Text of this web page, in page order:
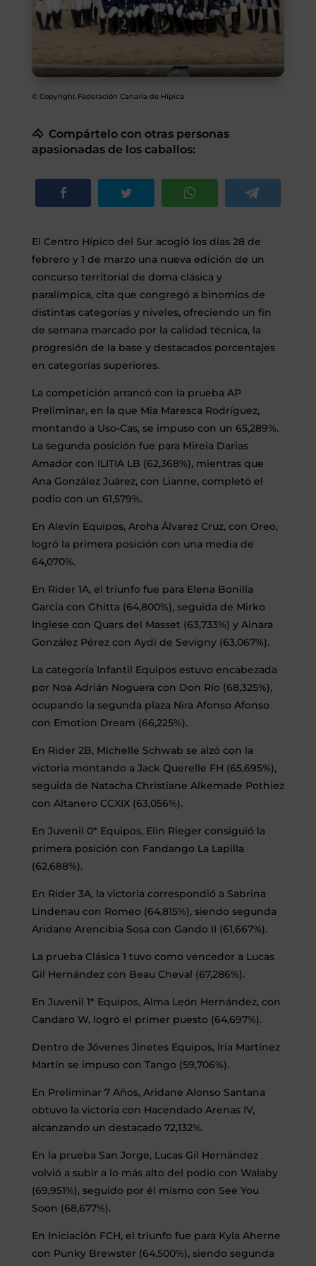
SEGUROS
ACTUALIDAD
928 366 908
mcarmensecretaria@federacioncanariadehipica.com
Tenerife
922 256 601//administracion@federacioncanariadehipica.com
 922 256 601
© Copyright Federación Canaria de Hípica
🐴 Compártelo con otras personas
apasionadas de los caballos:
El Centro Hípico del Sur acogió los días 28 de
febrero y 1 de marzo una nueva edición de un
concurso territorial de doma clásica y
paralímpica, cita que congregó a binomios de
distintas categorías y niveles, ofreciendo un fin
de semana marcado por la calidad técnica, la
progresión de la base y destacados porcentajes
en categorías superiores.
La competición arrancó con la prueba AP
Preliminar, en la que Mia Maresca Rodríguez,
montando a Uso-Cas, se impuso con un 65,289%.
La segunda posición fue para Mireia Darias
Amador con ILITIA LB (62,368%), mientras que
Ana González Juárez, con Lianne, completó el
podio con un 61,579%.
En Alevín Equipos, Aroha Álvarez Cruz, con Oreo,
logró la primera posición con una media de
64,070%.
En Rider 1A, el triunfo fue para Elena Bonilla
García con Ghitta (64,800%), seguida de Mirko
Inglese con Quars del Masset (63,733%) y Ainara
González Pérez con Aydi de Sevigny (63,067%).
La categoría Infantil Equipos estuvo encabezada
por Noa Adrián Noguera con Don Río (68,325%),
ocupando la segunda plaza Nira Afonso Afonso
con Emotion Dream (66,225%).
En Rider 2B, Michelle Schwab se alzó con la
victoria montando a Jack Querelle FH (65,695%),
seguida de Natacha Christiane Alkemade Pothiez
con Altanero CCXIX (63,056%).
En Juvenil 0* Equipos, Elin Rieger consiguió la
primera posición con Fandango La Lapilla
(62,688%).
En Rider 3A, la victoria correspondió a Sabrina
Lindenau con Romeo (64,815%), siendo segunda
Aridane Arencibia Sosa con Gando II (61,667%).
La prueba Clásica 1 tuvo como vencedor a Lucas
Gil Hernández con Beau Cheval (67,286%).
En Juvenil 1* Equipos, Alma León Hernández, con
Candaro W, logró el primer puesto (64,697%).
Dentro de Jóvenes Jinetes Equipos, Iria Martínez
Martín se impuso con Tango (59,706%).
En Preliminar 7 Años, Aridane Alonso Santana
obtuvo la victoria con Hacendado Arenas IV,
alcanzando un destacado 72,132%.
En la prueba San Jorge, Lucas Gil Hernández
volvió a subir a lo más alto del podio con Walaby
(69,951%), seguido por él mismo con See You
Soon (68,677%).
En Iniciación FCH, el triunfo fue para Kyla Aherne
con Punky Brewster (64,500%), siendo segunda